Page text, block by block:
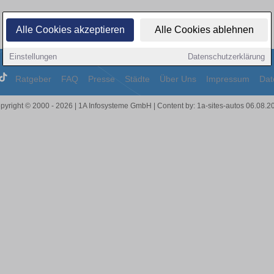
Alle Cookies akzeptieren Alle Cookies ablehnen
Einstellungen Datenschutzerklärung
Ratgeber FAQ Presse Städte Über Uns Impressum
© 2000 - 2026 | 1A Infosysteme GmbH | Content by: 1a-sites-autos